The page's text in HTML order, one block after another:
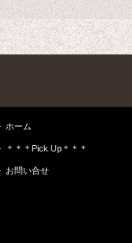
ホーム
＊＊＊Pick Up＊＊＊
お問い合せ